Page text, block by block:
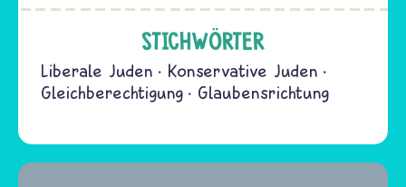
STICHWÖRTER
Liberale Juden
Konservative Juden
Gleichberechtigung
Glaubensrichtung